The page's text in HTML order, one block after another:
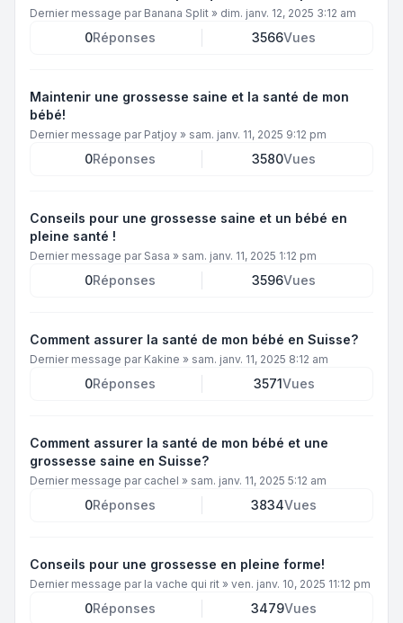
Dernier message par Banana Split » dim. janv. 12, 2025 3:12 am
0Réponses 3566Vues
Maintenir une grossesse saine et la santé de mon
bébé!
Dernier message par Patjoy » sam. janv. 11, 2025 9:12 pm
0Réponses 3580Vues
Conseils pour une grossesse saine et un bébé en
pleine santé !
Dernier message par Sasa » sam. janv. 11, 2025 1:12 pm
0Réponses 3596Vues
Comment assurer la santé de mon bébé en Suisse?
Dernier message par Kakine » sam. janv. 11, 2025 8:12 am
0Réponses 3571Vues
Comment assurer la santé de mon bébé et une
grossesse saine en Suisse?
Dernier message par cachel » sam. janv. 11, 2025 5:12 am
0Réponses 3834Vues
Conseils pour une grossesse en pleine forme!
Dernier message par la vache qui rit » ven. janv. 10, 2025 11:12 pm
0Réponses 3479Vues